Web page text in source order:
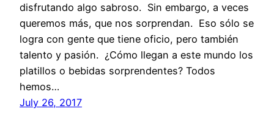
disfrutando algo sabroso. Sin embargo, a veces
queremos más, que nos sorprendan. Eso sólo se
logra con gente que tiene oficio, pero también
talento y pasión. ¿Cómo llegan a este mundo los
platillos o bebidas sorprendentes? Todos
hemos…
July 26, 2017